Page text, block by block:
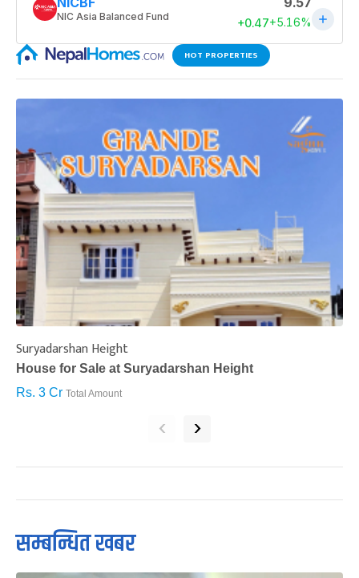
HOT PROPERTIES
Suryadarshan Height
House for Sale at Suryadarshan Height
Rs. 3 Cr Total Amount
‹ ›
सम्बन्धित खबर